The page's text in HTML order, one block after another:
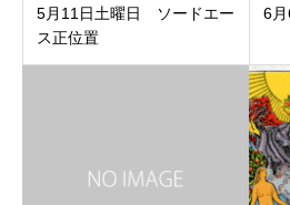
5月11日土曜日 ソードエー
ス正位置
6